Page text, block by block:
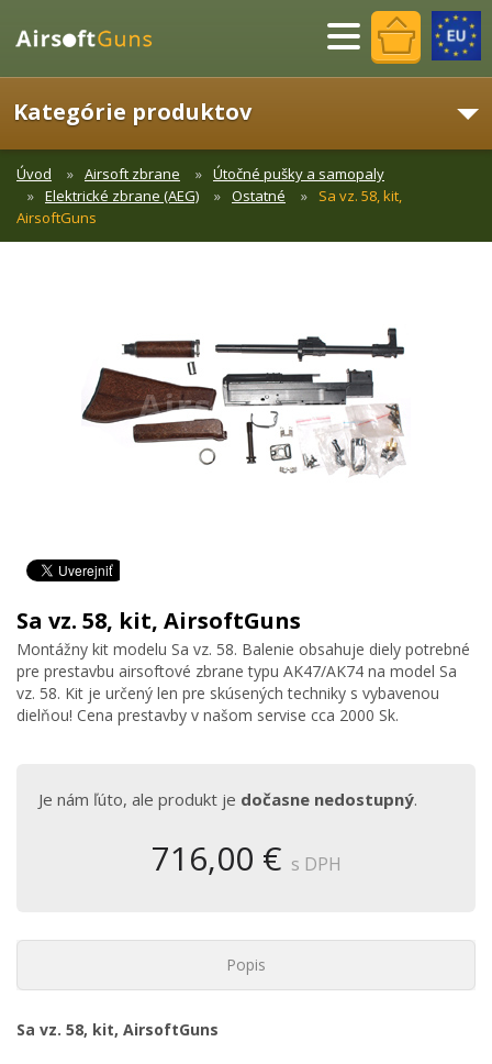
Menu
Kategórie produktov
Úvod Airsoft zbrane
Útočné pušky a samopaly
Elektrické zbrane (AEG)
Ostatné
Sa vz. 58, kit,
AirsoftGuns
Sa vz. 58, kit, AirsoftGuns
Montážny kit modelu Sa vz. 58. Balenie obsahuje diely potrebné
pre prestavbu airsoftové zbrane typu AK47/AK74 na model Sa
vz. 58. Kit je určený len pre skúsených techniky s vybavenou
dielňou! Cena prestavby v našom servise cca 2000 Sk.
Je nám ľúto, ale produkt je dočasne nedostupný.
716,00 € s DPH
Popis
Sa vz. 58, kit, AirsoftGuns